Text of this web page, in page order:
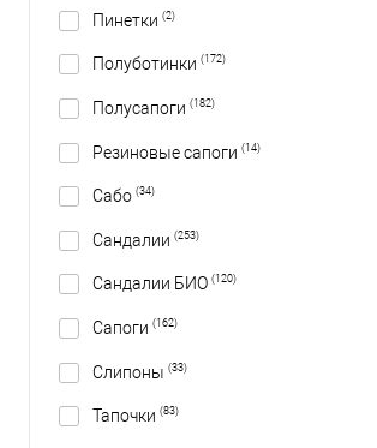
Пинетки (2)
Полуботинки (172)
Полусапоги (182)
Резиновые сапоги (14)
Сабо (34)
Сандалии (253)
Сандалии БИО (120)
Сапоги (162)
Слипоны (33)
Тапочки (83)